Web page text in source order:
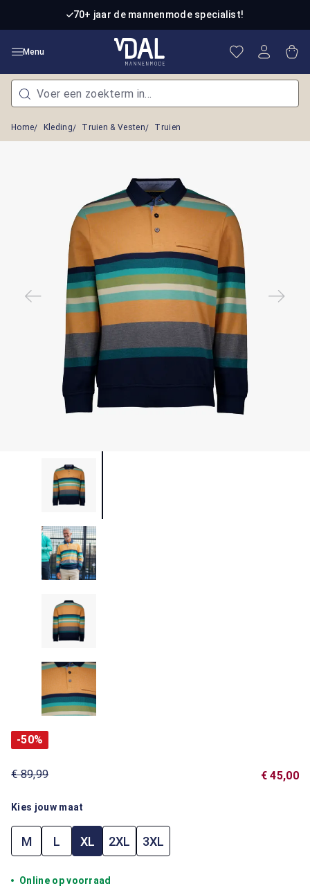
Ga naar de hoofdinhoud70+ jaar de mannenmode specialist!
Menu Je hebt 0
Home Kleding Truien & Vesten Truien
-50%
€ 89,99 € 45,00
Kies jouw maat
M L XL 2XL 3XL
Online op voorraad